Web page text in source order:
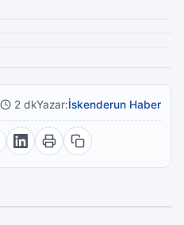
2 dkYazar:İskenderun Haber